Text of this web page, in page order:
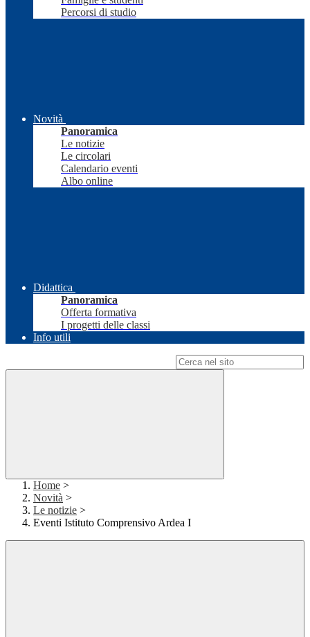
Percorsi di studio
Novità
Panoramica
Le notizie
Le circolari
Calendario eventi
Albo online
Didattica
Panoramica
Offerta formativa
I progetti delle classi
Info utili
Home >
Novità >
Le notizie >
Eventi Istituto Comprensivo Ardea I